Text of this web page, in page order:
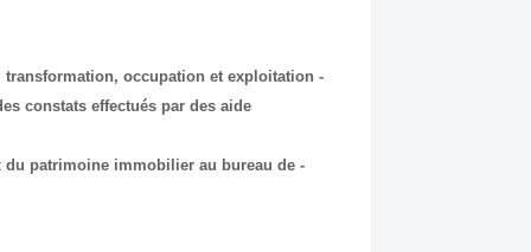
transformation, occupation et exploitation
constats effectués par des aide
du patrimoine immobilier au bureau de